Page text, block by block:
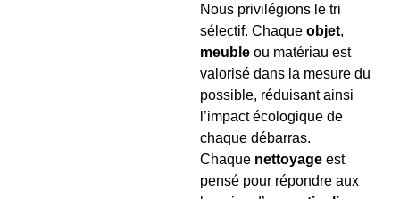
Nous privilégions le tri
sélectif. Chaque objet,
meuble ou matériau est
valorisé dans la mesure du
possible, réduisant ainsi
l’impact écologique de
chaque débarras.
Chaque nettoyage est
pensé pour répondre aux